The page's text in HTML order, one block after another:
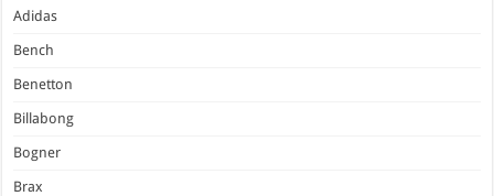
Adidas
Bench
Benetton
Billabong
Bogner
Brax